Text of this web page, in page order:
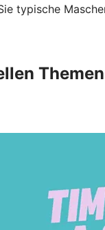
typische